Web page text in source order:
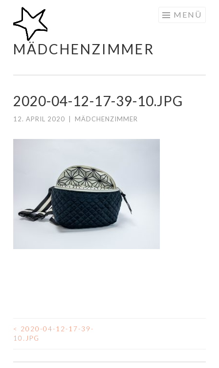
Zum
Inhalt
springen
MÄDCHENZIMMER
MENÜ
2020-04-12-17-39-10.JPG
12. APRIL 2020 MÄDCHENZIMMER
BEITRAGSNAVIGATION
<
2020-04-12-17-39-
10.JPG